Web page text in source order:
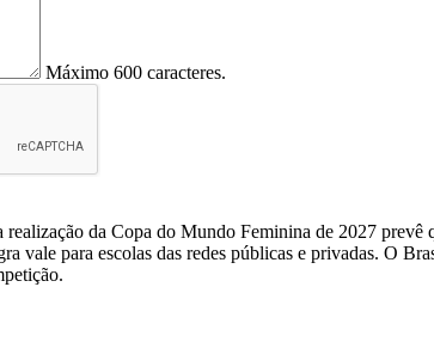
Máximo 600 caracteres.
realização da Copa do Mundo Feminina de 2027
vale para escolas das redes públicas e privadas. O